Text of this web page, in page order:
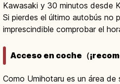
Kawasaki y 30 minutos desde
Si pierdes el último autobús no
imprescindible comprobar el
Acceso en coche（
Como Umihotaru es un área